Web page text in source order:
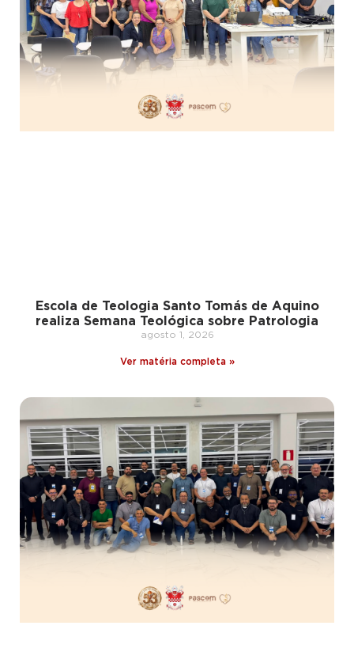
Escola de Teologia Santo Tomás de Aquino
realiza Semana Teológica sobre Patrologia
agosto 1, 2026
Ver matéria completa »